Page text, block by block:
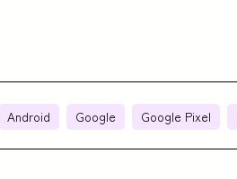
Android Google Google Pixel